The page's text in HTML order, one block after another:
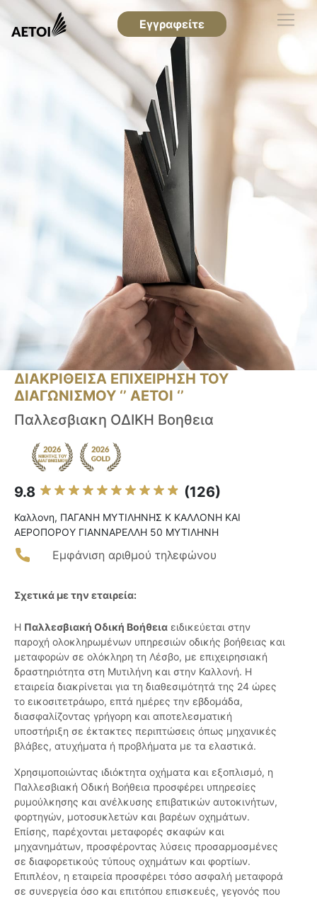
Εγγραφείτε
ΔΙΑΚΡΙΘΕΙΣΑ ΕΠΙΧΕΙΡΗΣΗ ΤΟΥ
ΔΙΑΓΩΝΙΣΜΟΥ ‘’ ΑΕΤΟΙ ‘’
Παλλεσβιακη ΟΔΙΚΗ Βοηθεια
9.8 (126)
Καλλονη, ΠΑΓΑΝΗ ΜΥΤΙΛΗΝΗΣ Κ ΚΑΛΛΟΝΗ ΚΑΙ
ΑΕΡΟΠΟΡΟΥ ΓΙΑΝΝΑΡΕΛΛΗ 50 ΜΥΤΙΛΗΝΗ
Εμφάνιση αριθμού τηλεφώνου
Σχετικά με την εταιρεία:
Η Παλλεσβιακή Οδική Βοήθεια ειδικεύεται στην
παροχή ολοκληρωμένων υπηρεσιών οδικής βοήθειας και
μεταφορών σε ολόκληρη τη Λέσβο, με επιχειρησιακή
δραστηριότητα στη Μυτιλήνη και στην Καλλονή. Η
εταιρεία διακρίνεται για τη διαθεσιμότητά της 24 ώρες
το εικοσιτετράωρο, επτά ημέρες την εβδομάδα,
διασφαλίζοντας γρήγορη και αποτελεσματική
υποστήριξη σε έκτακτες περιπτώσεις όπως μηχανικές
βλάβες, ατυχήματα ή προβλήματα με τα ελαστικά.
Χρησιμοποιώντας ιδιόκτητα οχήματα και εξοπλισμό, η
Παλλεσβιακή Οδική Βοήθεια προσφέρει υπηρεσίες
ρυμούλκησης και ανέλκυσης επιβατικών αυτοκινήτων,
φορτηγών, μοτοσυκλετών και βαρέων οχημάτων.
Επίσης, παρέχονται μεταφορές σκαφών και
μηχανημάτων, προσφέροντας λύσεις προσαρμοσμένες
σε διαφορετικούς τύπους οχημάτων και φορτίων.
Επιπλέον, η εταιρεία προσφέρει τόσο ασφαλή μεταφορά
σε συνεργεία όσο και επιτόπου επισκευές, γεγονός που